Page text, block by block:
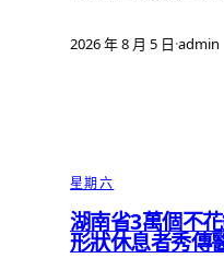
2026 年 8 月 5 日·admin
星期六
湖南省3萬個不
形狀休息者秀傳